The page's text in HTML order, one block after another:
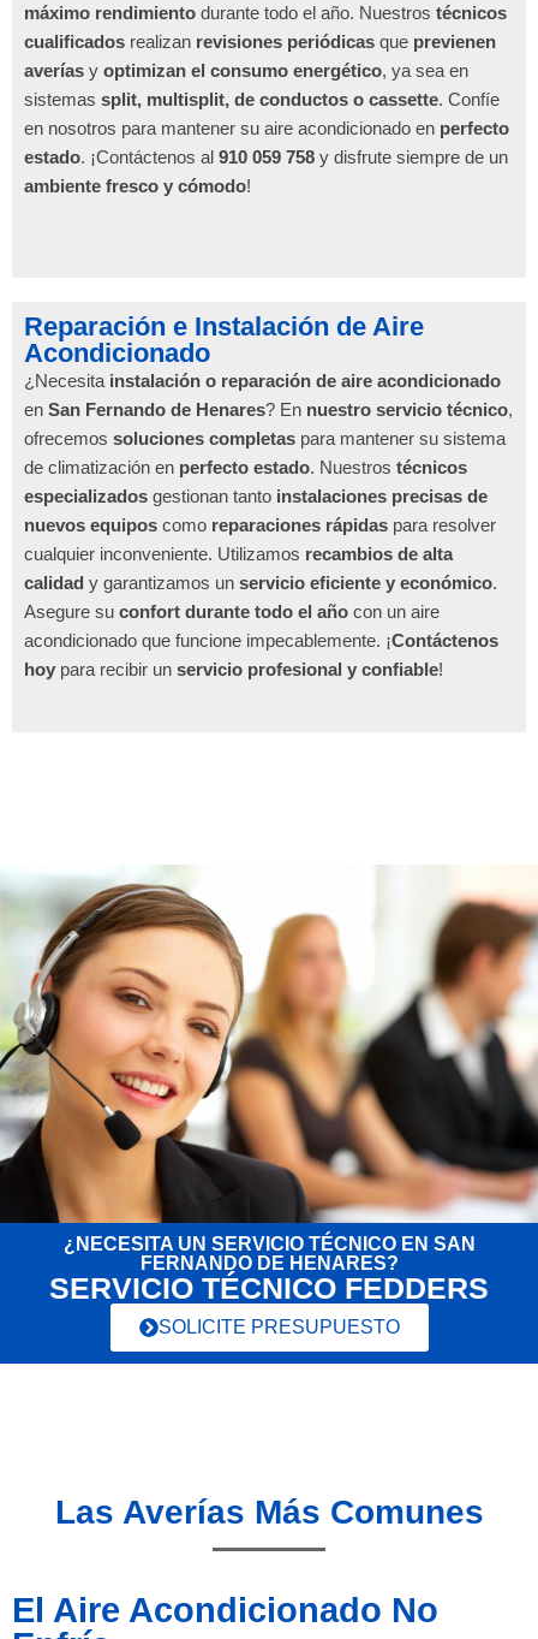
máximo rendimiento durante todo el año. Nuestros técnicos
cualificados realizan revisiones periódicas que previenen
averías y optimizan el consumo energético, ya sea en
sistemas split, multisplit, de conductos o cassette. Confíe
en nosotros para mantener su aire acondicionado en perfecto
estado. ¡Contáctenos al 910 059 758 y disfrute siempre de un
ambiente fresco y cómodo!
Reparación e Instalación de Aire
Acondicionado
¿Necesita instalación o reparación de aire acondicionado
en San Fernando de Henares? En nuestro servicio técnico,
ofrecemos soluciones completas para mantener su sistema
de climatización en perfecto estado. Nuestros técnicos
especializados gestionan tanto instalaciones precisas de
nuevos equipos como reparaciones rápidas para resolver
cualquier inconveniente. Utilizamos recambios de alta
calidad y garantizamos un servicio eficiente y económico.
Asegure su confort durante todo el año con un aire
acondicionado que funcione impecablemente. ¡Contáctenos
hoy para recibir un servicio profesional y confiable!
¿NECESITA UN SERVICIO TÉCNICO EN SAN
FERNANDO DE HENARES?
SERVICIO TÉCNICO FEDDERS
SOLICITE PRESUPUESTO
Las Averías Más Comunes
El Aire Acondicionado No